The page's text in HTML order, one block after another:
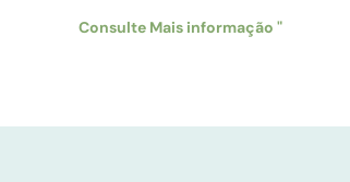
Consulte Mais informação "